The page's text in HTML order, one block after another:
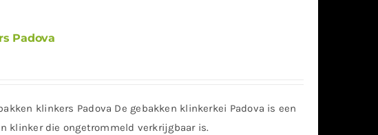
Padova
klinkers Padova De gebakken klinkerkei Padova is een
klinker die ongetrommeld verkrijgbaar is.